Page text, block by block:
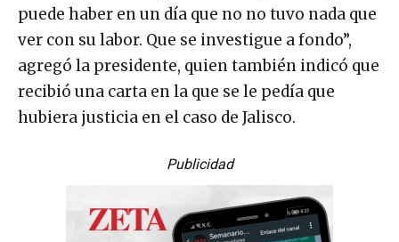
puede haber en un día que no no tuvo nada que
ver con su labor. Que se investigue a fondo”,
agregó la presidente, quien también indicó que
recibió una carta en la que se le pedía que
hubiera justicia en el caso de Jalisco.
Publicidad